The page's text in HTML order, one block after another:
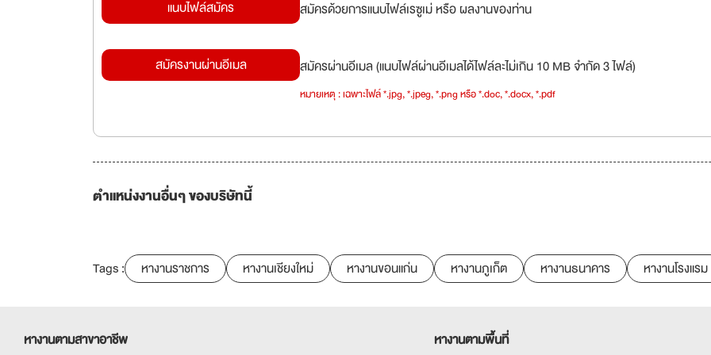
แนบไฟล์สมัคร สมัครด้วยการแนบไฟล์เรซูเม่ หรือ ผลงานของท่าน
สมัครงานผ่านอีเมล สมัครผ่านอีเมล (แนบไฟล์ผ่านอีเมลได้ไฟล์ละไม่เกิน 10 MB จำกัด 3 ไฟล์)
หมายเหตุ : เฉพาะไฟล์ *.jpg, *.jpeg, *.png หรือ *.doc, *.docx, *.pdf
ตำแหน่งงานอื่นๆ ของบริษัทนี้
Tags : หางานราชการ หางานเชียงใหม่ หางานขอนแก่น หางานภูเก็ต หางานธนาคาร หางานโรงแรม
หางานตามสาขาอาชีพ หางานตามพื้นที่